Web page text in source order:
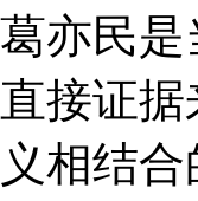
亦民
接证
相结